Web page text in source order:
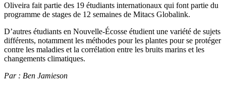
Oliveira fait partie des 19 étudiants internationaux qui font partie du
programme de stages de 12 semaines de Mitacs Globalink.
D’autres étudiants en Nouvelle-Écosse étudient une variété de sujets
différents, notamment les méthodes pour les plantes pour se protéger
contre les maladies et la corrélation entre les bruits marins et les
changements climatiques.
Par : Ben Jamieson